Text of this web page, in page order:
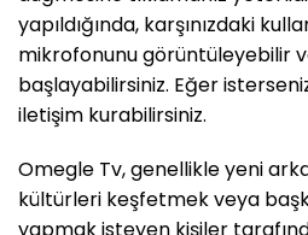
yapıldığında, karşınızdaki
mikrofonunu görüntüleyebilir
başlayabilirsiniz. Eğer
iletişim kurabilirsiniz.
Omegle Tv, genellikle yeni
kültürleri keşfetmek veya
yapmak isteyen kişiler